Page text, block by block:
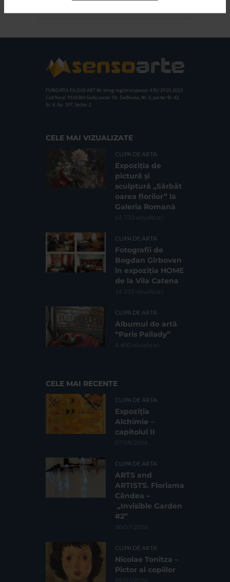
portelanului
FUNDATIA FILDAS ART Nr inreg registrul special: 4 PJ/ 29.01.2013
Cod fiscal: 9164384 Sediu social: Str. Delfinului, Nr. 6, parter Bl. 42,
Sc. 4, Ap. 197, Sector 2
CELE MAI VIZUALIZATE
CLIPA DE ARTA
Expoziția de
pictură și
sculptură „Sărbăt
oarea florilor” la
Galeria Romană
62.733 vizualizari
CLIPA DE ARTA
Fotografii de
Bogdan Gîrbovan
în expoziția HOME
de la Vila Catena
16.215 vizualizari
CLIPA DE ARTA
Albumul de artă
“Paris Pallady”
6.600 vizualizari
CELE MAI RECENTE
CLIPA DE ARTA
Expoziția
Alchimie –
capitolul II
07/08/2026
CLIPA DE ARTA
ARTS and
ARTISTS. Floriama
Cândea –
„Invisible Garden
#2”
30/07/2026
CLIPA DE ARTA
Nicolae Tonitza –
Pictor al copiilor
29/07/2026